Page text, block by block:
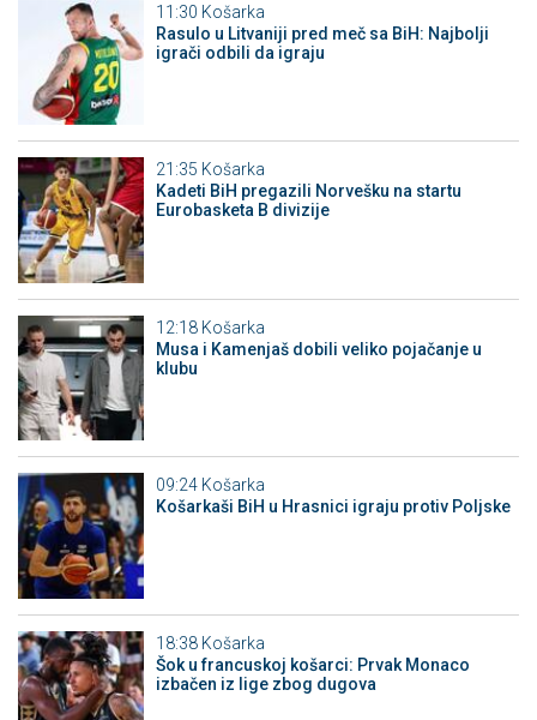
11:30 Košarka
Rasulo u Litvaniji pred meč sa BiH: Najbolji
igrači odbili da igraju
21:35 Košarka
Kadeti BiH pregazili Norvešku na startu
Eurobasketa B divizije
12:18 Košarka
Musa i Kamenjaš dobili veliko pojačanje u
klubu
09:24 Košarka
Košarkaši BiH u Hrasnici igraju protiv Poljske
18:38 Košarka
Šok u francuskoj košarci: Prvak Monaco
izbačen iz lige zbog dugova